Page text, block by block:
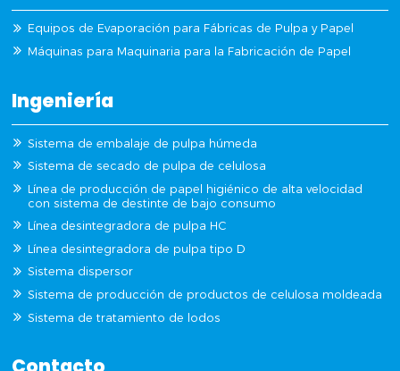
Equipos de Evaporación para Fábricas de Pulpa y Papel
Máquinas para Maquinaria para la Fabricación de Papel
Ingeniería
Sistema de embalaje de pulpa húmeda
Sistema de secado de pulpa de celulosa
Línea de producción de papel higiénico de alta velocidad
con sistema de destinte de bajo consumo
Línea desintegradora de pulpa HC
Línea desintegradora de pulpa tipo D
Sistema dispersor
Sistema de producción de productos de celulosa moldeada
Sistema de tratamiento de lodos